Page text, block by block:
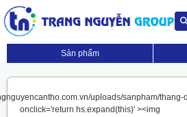
Sản phẩm